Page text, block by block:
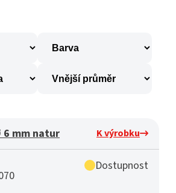
6 mm natur K výrobku
Dostupnost